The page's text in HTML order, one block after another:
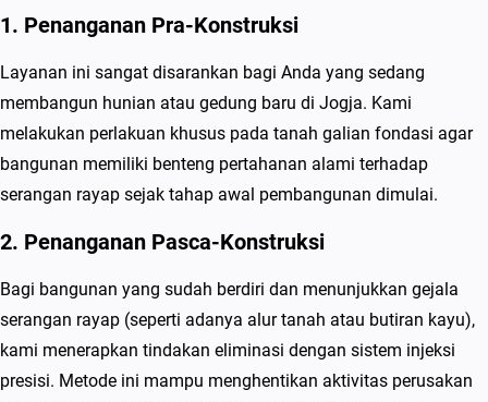
1. Penanganan Pra-Konstruksi
Layanan ini sangat disarankan bagi Anda yang sedang
membangun hunian atau gedung baru di Jogja. Kami
melakukan perlakuan khusus pada tanah galian fondasi agar
bangunan memiliki benteng pertahanan alami terhadap
serangan rayap sejak tahap awal pembangunan dimulai.
2. Penanganan Pasca-Konstruksi
Bagi bangunan yang sudah berdiri dan menunjukkan gejala
serangan rayap (seperti adanya alur tanah atau butiran kayu),
kami menerapkan tindakan eliminasi dengan sistem injeksi
presisi. Metode ini mampu menghentikan aktivitas perusakan